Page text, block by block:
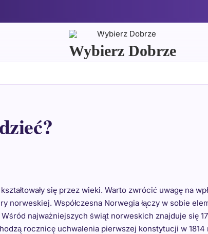
Wybierz Dobrze
się przez wieki. Warto zwrócić uwagę na
norweskiej. Współczesna Norwegia łączy w sobie
najważniejszych świąt norweskich znajduje się
rocznicę uchwalenia pierwszej konstytucji w 1814